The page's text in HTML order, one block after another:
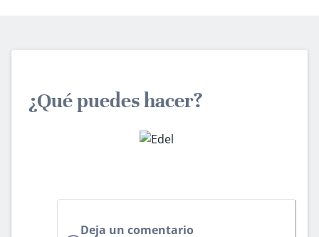
¿Qué puedes hacer?
Deja un comentario